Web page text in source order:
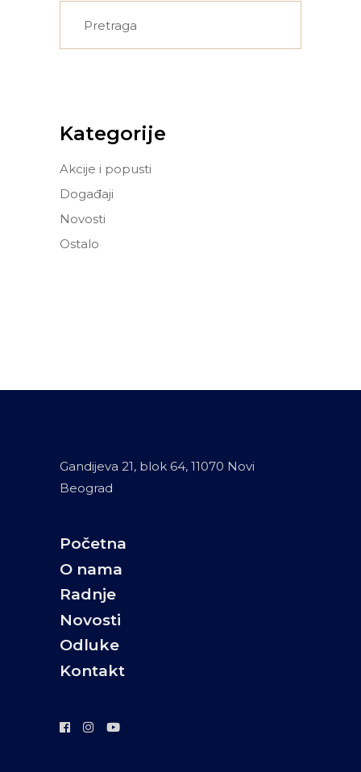
Kategorije
Akcije i popusti
Događaji
Novosti
Ostalo
Gandijeva 21, blok 64, 11070 Novi
Beograd
Početna
O nama
Radnje
Novosti
Odluke
Kontakt